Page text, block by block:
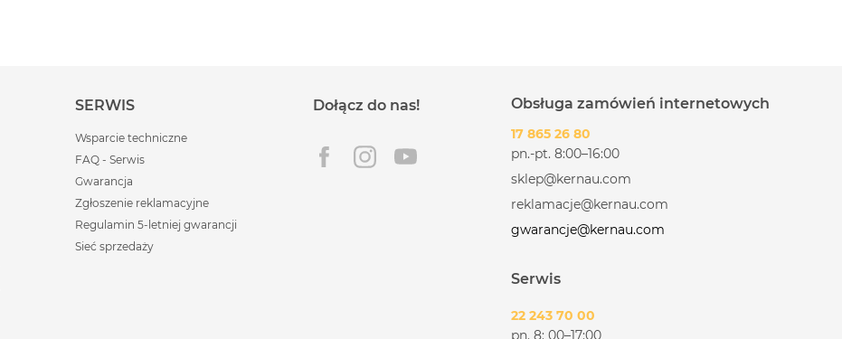
SERWIS
Wsparcie techniczne
FAQ - Serwis
Gwarancja
Zgłoszenie reklamacyjne
Regulamin 5-letniej gwarancji
Sieć sprzedaży
Dołącz do nas! Obsługa zamówień internetowych
17 865 26 80
pn.-pt. 8:00–16:00
sklep@kernau.com
reklamacje@kernau.com
gwarancje@kernau.com
Serwis
22 243 70 00
pn. 8: 00–17:00